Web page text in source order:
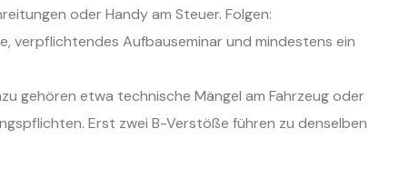
oder Handy am Steuer. Folgen:
verpflichtendes Aufbauseminar und mindestens ein
gehören etwa technische Mängel am Fahrzeug oder
Erst zwei B-Verstöße führen zu denselben